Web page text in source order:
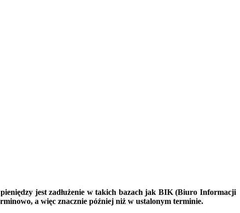
jest zadłużenie w takich bazach jak BIK (Biuro Informacji
a więc znacznie później niż w ustalonym terminie.